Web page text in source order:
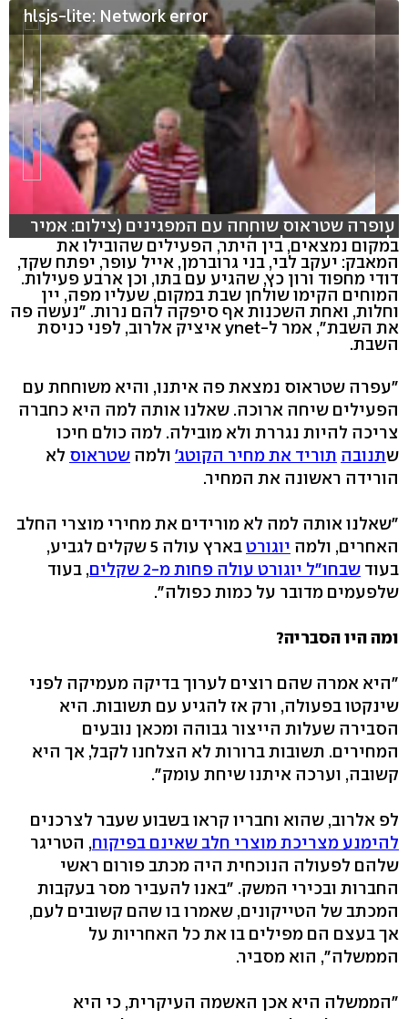
hlsjs-lite: Network error
עופרה שטראוס שוחחה עם המפגינים (צילום: אמיר
לוי, קריינות: גיל נוה)
במקום נמצאים, בין היתר, הפעילים שהובילו את
המאבק: יעקב לבי, בני גרוברמן, אייל עופר, יפתח שקד,
דודי מחפוד ורון כץ, שהגיע עם בתו, וכן ארבע פעילות.
המוחים הקימו שולחן שבת במקום, שעליו מפה, יין
וחלות, ואחת השכנות אף סיפקה להם נרות. "נעשה פה
את השבת", אמר ל-ynet איציק אלרוב, לפני כניסת
השבת.
"עפרה שטראוס נמצאת פה איתנו, והיא משוחחת עם
הפעילים שיחה ארוכה. שאלנו אותה למה היא כחברה
צריכה להיות נגררת ולא מובילה. למה כולם חיכו
שתנובה תוריד את מחיר הקוטג' ולמה שטראוס לא
הורידה ראשונה את המחיר.
"שאלנו אותה למה לא מורידים את מחירי מוצרי החלב
האחרים, ולמה יוגורט
בארץ עולה 5 שקלים לגביע,
בעוד שבחו"ל יוגורט עולה פחות מ-2 שקלים
, בעוד
שלפעמים מדובר על כמות כפולה".
ומה היו הסבריה?
"היא אמרה שהם רוצים לערוך בדיקה מעמיקה לפני
שינקטו בפעולה, ורק אז להגיע עם תשובות. היא
הסבירה שעלות הייצור גבוהה ומכאן נובעים
המחירים. תשובות ברורות לא הצלחנו לקבל, אך היא
קשובה, וערכה איתנו שיחת עומק".
לפ אלרוב, שהוא וחבריו קראו בשבוע שעבר לצרכנים
להימנע מצריכת מוצרי חלב שאינם בפיקוח, הטריגר
שלהם לפעולה הנוכחית היה מכתב פורום ראשי
החברות ובכירי המשק. "באנו להעביר מסר בעקבות
המכתב של הטייקונים, שאמרו בו שהם קשובים לעם,
אך בעצם הם מפילים בו את כל האחריות על
הממשלה", הוא מסביר.
"הממשלה היא אכן האשמה העיקרית, כי היא